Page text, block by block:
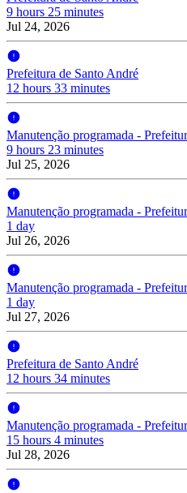
9 hours 25 minutes
Jul 24, 2026
Prefeitura de Santo André
12 hours 33 minutes
Manutenção programada -
9 hours 23 minutes
Jul 25, 2026
Manutenção programada -
1 day
Jul 26, 2026
Manutenção programada -
1 day
Jul 27, 2026
Prefeitura de Santo André
12 hours 34 minutes
Manutenção programada -
15 hours 4 minutes
Jul 28, 2026